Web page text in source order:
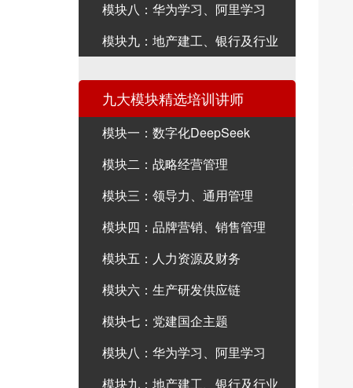
模块八：华为学习、阿里学习
模块九：地产建工、银行及行业
九大模块精选培训讲师
模块一：数字化DeepSeek
模块二：战略经营管理
模块三：领导力、通用管理
模块四：品牌营销、销售管理
模块五：人力资源及财务
模块六：生产研发供应链
模块七：党建国企主题
模块八：华为学习、阿里学习
模块九：地产建工、银行及行业